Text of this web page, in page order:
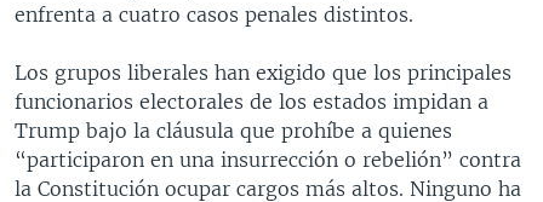
enfrenta a cuatro casos penales distintos.
Los grupos liberales han exigido que los principales
funcionarios electorales de los estados impidan a
Trump bajo la cláusula que prohíbe a quienes
“participaron en una insurrección o rebelión” contra
la Constitución ocupar cargos más altos. Ninguno ha